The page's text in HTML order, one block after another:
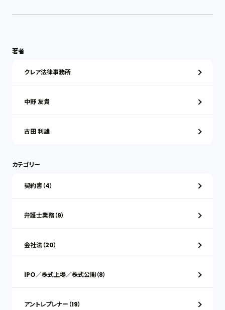
著者
クレア法律事務所
中野 友貴
古田 利雄
カテゴリー
契約書（4）
弁護士業務（9）
会社法（20）
IPO／株式上場／株式公開（8）
アントレプレナー（19）